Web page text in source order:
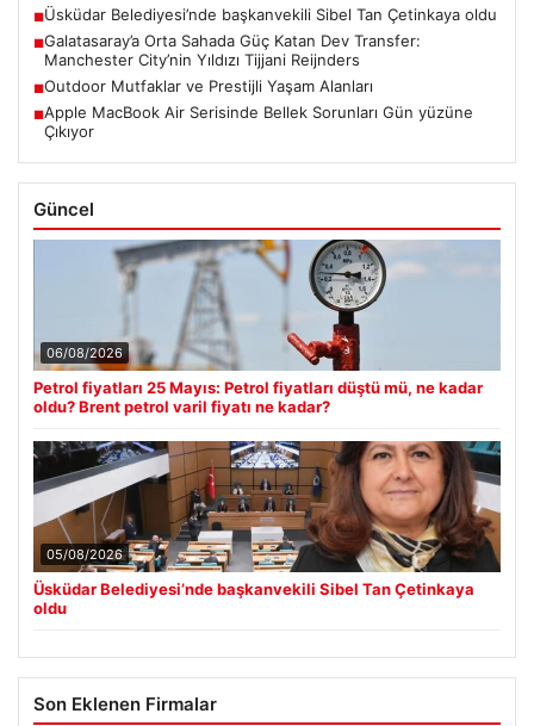
■Üsküdar Belediyesi’nde başkanvekili Sibel Tan Çetinkaya oldu
■Galatasaray’a Orta Sahada Güç Katan Dev Transfer:
Manchester City’nin Yıldızı Tijjani Reijnders
■Outdoor Mutfaklar ve Prestijli Yaşam Alanları
■Apple MacBook Air Serisinde Bellek Sorunları Gün yüzüne
Çıkıyor
Güncel
06/08/2026
Petrol fiyatları 25 Mayıs: Petrol fiyatları düştü mü, ne kadar
oldu? Brent petrol varil fiyatı ne kadar?
05/08/2026
Üsküdar Belediyesi’nde başkanvekili Sibel Tan Çetinkaya
oldu
Son Eklenen Firmalar